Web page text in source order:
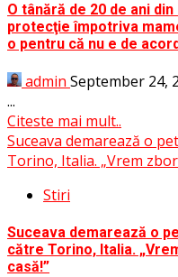
O tânără de 20 de ani
protecţie împotriva
o pentru că nu e de
admin September 24,
...
Citeste mai mult..
Suceava demarează o
Torino, Italia. „Vrem
Stiri
Suceava demarează o
către Torino, Italia.
casă!”